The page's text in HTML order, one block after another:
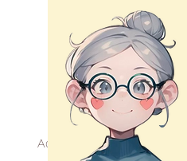
Accueil Divers